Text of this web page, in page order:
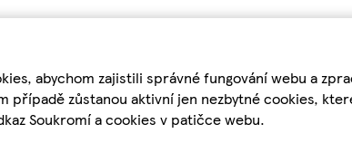
abychom zajistili správné fungování webu a
případě zůstanou aktivní jen nezbytné cookies,
Soukromí a cookies v patičce webu.